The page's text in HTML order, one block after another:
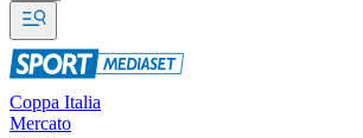
Coppa Italia
Mercato